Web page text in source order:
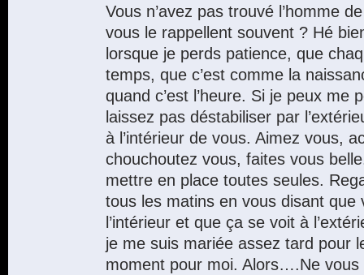
Vous n’avez pas trouvé l’homme
vous le rappellent souvent ? Hé
lorsque je perds patience, que
temps, que c’est comme la
quand c’est l’heure. Si je peux me
laissez pas déstabiliser par
à l’intérieur de vous. Aimez vous,
chouchoutez vous, faites vous
mettre en place toutes seules.
tous les matins en vous disant que
l’intérieur et que ça se voit à
je me suis mariée assez tard pour
moment pour moi. Alors….Ne vous